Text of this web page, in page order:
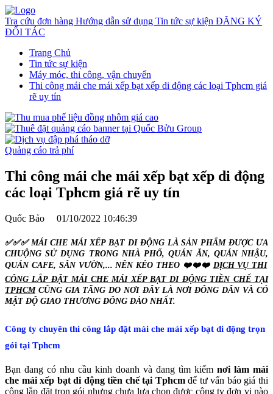
Tra cứu đơn hàng Hướng dẫn sử dụng Tin tức sự kiện ĐĂNG KÝ
ĐỐI TÁC
Trang Chủ
Tin tức sự kiện
Máy móc, thi công, vận chuyển
Thi công mái che mái xếp bạt xếp di động các loại Tphcm giá
rẽ uy tín
Quảng cáo trả phí
Thi công mái che mái xếp bạt xếp di động
các loại Tphcm giá rẽ uy tín
Quốc Bảo 01/10/2022 10:46:39
✅✅✅ MÁI CHE MÁI XẾP BẠT DI ĐỘNG LÀ SẢN PHẨM ĐƯỢC ƯA
CHUỘNG SỬ DỤNG TRONG NHÀ PHỐ, QUÁN ĂN, QUÁN NHẬU,
QUÁN CAFE, SÂN VƯỜN,... NÊN KÉO THEO ❤️❤️❤️ DỊCH VỤ THI
CÔNG LẮP ĐẶT MÁI CHE MÁI XẾP BẠT DI ĐỘNG TIỀN CHẾ TẠI
TPHCMCŨNG GIA TĂNG DO NƠI ĐÂY LÀ NƠI ĐÔNG DÂN VÀ CÓ
MẬT ĐỘ GIAO THƯƠNG ĐÔNG ĐẢO NHẤT.
Công ty chuyên thi công lắp đặt mái che mái xếp bạt di động trọn
gói tại Tphcm
Bạn đang có nhu cầu kinh doanh và đang tìm kiếm nơi làm mái
che mái xếp bạt di động tiền chế tại Tphcmđể tư vấn báo giá thi
công lắp đặt trọn gói nhưng chưa lựa chọn được công ty đơn vị nào